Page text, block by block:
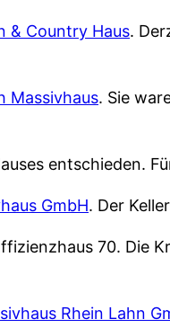
& Country Haus.
Massivhaus. Sie
entschieden.
GmbH. Der
70. Die
Rhein Lahn